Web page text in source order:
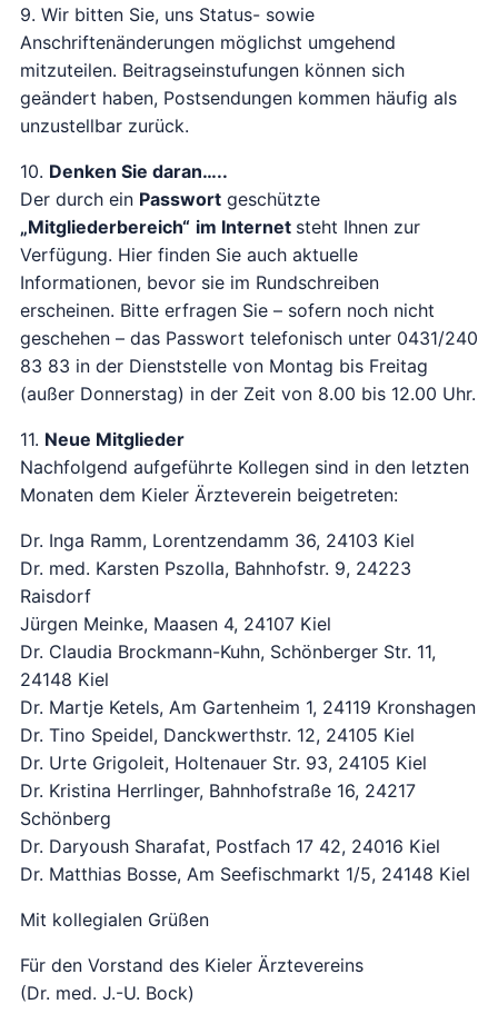
9. Wir bitten Sie, uns Status- sowie
Anschriftenänderungen möglichst umgehend
mitzuteilen. Beitragseinstufungen können sich
geändert haben, Postsendungen kommen häufig als
unzustellbar zurück.
10. Denken Sie daran…..
Der durch ein Passwortgeschützte
„Mitgliederbereich“ im Internet steht Ihnen zur
Verfügung. Hier finden Sie auch aktuelle
Informationen, bevor sie im Rundschreiben
erscheinen. Bitte erfragen Sie – sofern noch nicht
geschehen – das Passwort telefonisch unter 0431/240
83 83 in der Dienststelle von Montag bis Freitag
(außer Donnerstag) in der Zeit von 8.00 bis 12.00 Uhr.
11. Neue Mitglieder
Nachfolgend aufgeführte Kollegen sind in den letzten
Monaten dem Kieler Ärzteverein beigetreten:
Dr. Inga Ramm, Lorentzendamm 36, 24103 Kiel
Dr. med. Karsten Pszolla, Bahnhofstr. 9, 24223
Raisdorf
Jürgen Meinke, Maasen 4, 24107 Kiel
Dr. Claudia Brockmann-Kuhn, Schönberger Str. 11,
24148 Kiel
Dr. Martje Ketels, Am Gartenheim 1, 24119 Kronshagen
Dr. Tino Speidel, Danckwerthstr. 12, 24105 Kiel
Dr. Urte Grigoleit, Holtenauer Str. 93, 24105 Kiel
Dr. Kristina Herrlinger, Bahnhofstraße 16, 24217
Schönberg
Dr. Daryoush Sharafat, Postfach 17 42, 24016 Kiel
Dr. Matthias Bosse, Am Seefischmarkt 1/5, 24148 Kiel
Mit kollegialen Grüßen
Für den Vorstand des Kieler Ärztevereins
(Dr. med. J.-U. Bock)